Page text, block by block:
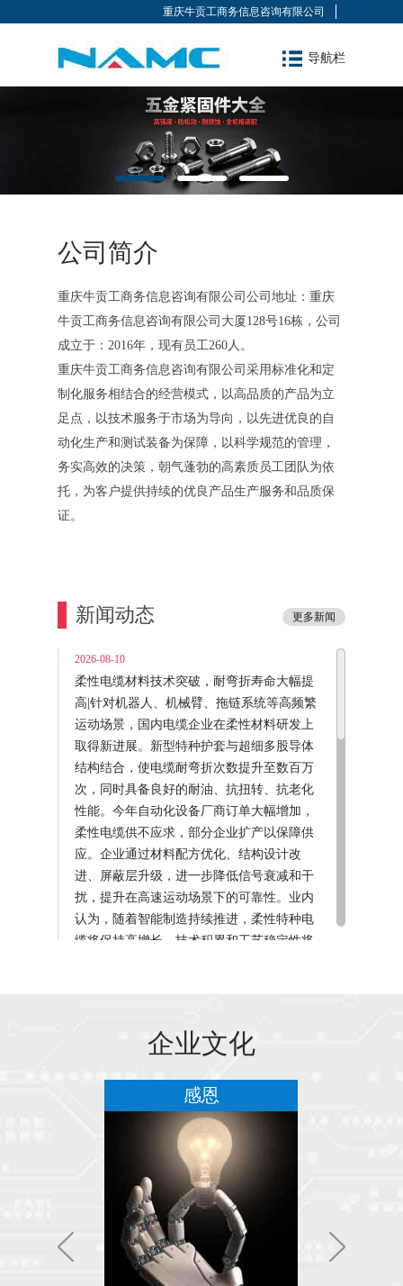
重庆牛贡工商务信息咨询有限公司
导航栏
公司简介
重庆牛贡工商务信息咨询有限公司公司地址：重庆
牛贡工商务信息咨询有限公司大厦128号16栋，公司
成立于：2016年，现有员工260人。
重庆牛贡工商务信息咨询有限公司采用标准化和定
制化服务相结合的经营模式，以高品质的产品为立
足点，以技术服务于市场为导向，以先进优良的自
动化生产和测试装备为保障，以科学规范的管理，
务实高效的决策，朝气蓬勃的高素质员工团队为依
托，为客户提供持续的优良产品生产服务和品质保
证。
新闻动态 更多新闻
2026-08-10
柔性电缆材料技术突破，耐弯折寿命大幅提
高|针对机器人、机械臂、拖链系统等高频繁
运动场景，国内电缆企业在柔性材料研发上
取得新进展。新型特种护套与超细多股导体
结构结合，使电缆耐弯折次数提升至数百万
次，同时具备良好的耐油、抗扭转、抗老化
性能。今年自动化设备厂商订单大幅增加，
柔性电缆供不应求，部分企业扩产以保障供
应。企业通过材料配方优化、结构设计改
进、屏蔽层升级，进一步降低信号衰减和干
扰，提升在高速运动场景下的可靠性。业内
认为，随着智能制造持续推进，柔性特种电
缆将保持高增长，技术积累和工艺稳定性将
员工是公司最宝贵的财富，让我们一起努力
工作，共同创造更美好的未来。
三十余年的努力，才赢得这些客户的支持，
我们不忘初心继续努力。
新春佳节在新的一年里公司团建正在筹备
企业文化
感恩